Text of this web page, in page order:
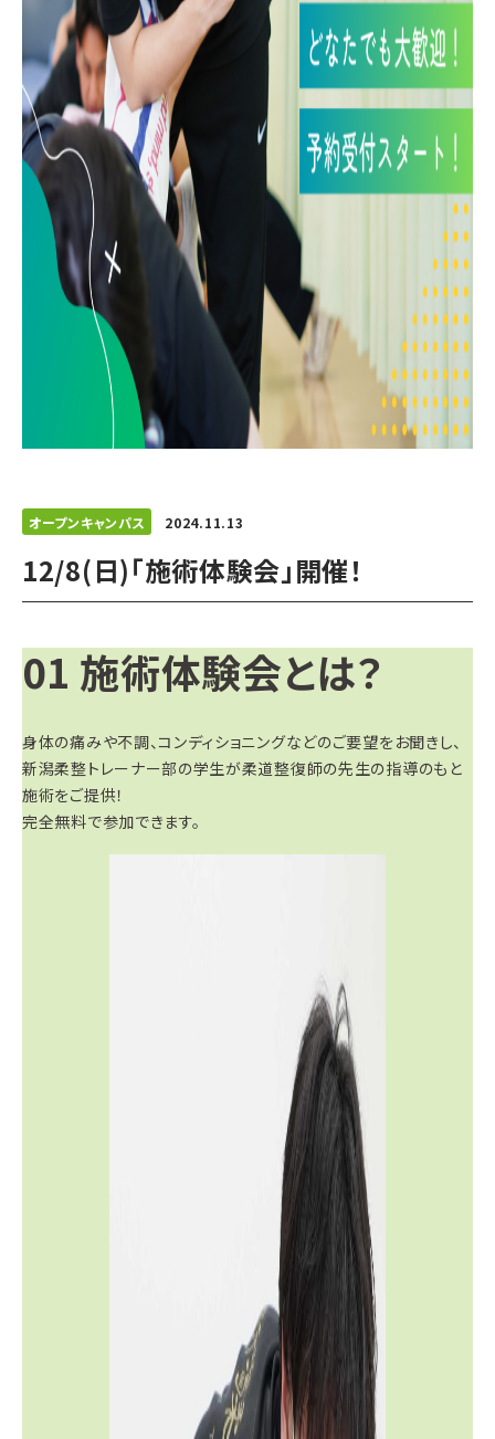
オープンキャンパス 2024.11.13
12/8(日)「施術体験会」開催！
01 施術体験会とは？
身体の痛みや不調、コンディショニングなどのご要望をお聞きし、
新潟柔整トレーナー部の学生が柔道整復師の先生の指導のもと
施術をご提供！
完全無料で参加できます。